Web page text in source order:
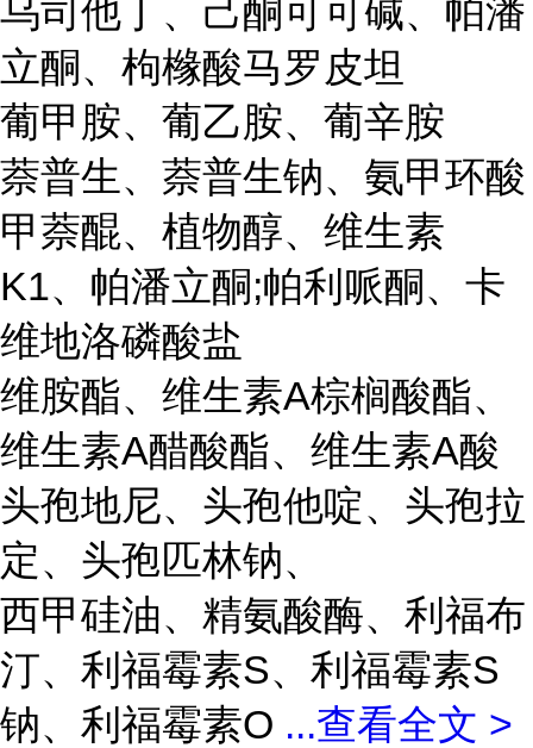
乌司他丁、己酮可可碱、帕潘
立酮、枸橼酸马罗皮坦
葡甲胺、葡乙胺、葡辛胺
萘普生、萘普生钠、氨甲环酸
甲萘醌、植物醇、维生素
K1、帕潘立酮;帕利哌酮、卡
维地洛磷酸盐
维胺酯、维生素A棕榈酸酯、
维生素A醋酸酯、维生素A酸
头孢地尼、头孢他啶、头孢拉
定、头孢匹林钠、
西甲硅油、精氨酸酶、利福布
汀、利福霉素S、利福霉素S
钠、利福霉素O ...查看全文 >